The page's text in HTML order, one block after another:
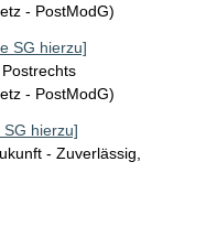
- PostModG)
SG hierzu]
- PostModG)
SG hierzu]
- Zuverlässig,